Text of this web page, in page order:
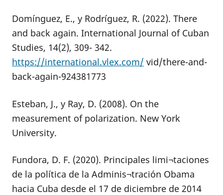
Domínguez, E., y Rodríguez, R. (2022). There
and back again. International Journal of Cuban
Studies, 14(2), 309- 342.
https://international.vlex.com/ vid/there-and-
back-again-924381773
Esteban, J., y Ray, D. (2008). On the
measurement of polarization. New York
University.
Fundora, D. F. (2020). Principales limi¬taciones
de la política de la Adminis¬tración Obama
hacia Cuba desde el 17 de diciembre de 2014